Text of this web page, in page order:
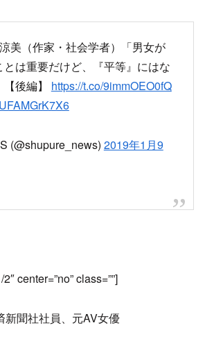
美（作家・社会学者）「男女が
は重要だけど、『平等』にはな
後編】 https://t.co/9immOEO0fQ
(@shupure_news) 2019年1月9
center=”no” class=””]
新聞社社員、元AV女優